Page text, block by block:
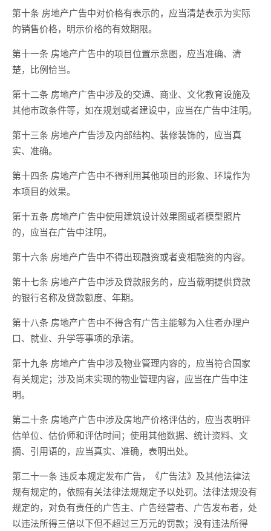
第十条 房地产广告中对价格有表示的，应当清楚表示为实际
的销售价格，明示价格的有效期限。
第十一条 房地产广告中的项目位置示意图，应当准确、清
楚，比例恰当。
第十二条 房地产广告中涉及的交通、商业、文化教育设施及
其他市政条件等，如在规划或者建设中，应当在广告中注明。
第十三条 房地产广告涉及内部结构、装修装饰的，应当真
实、准确。
第十四条 房地产广告中不得利用其他项目的形象、环境作为
本项目的效果。
第十五条 房地产广告中使用建筑设计效果图或者模型照片
的，应当在广告中注明。
第十六条 房地产广告中不得出现融资或者变相融资的内容。
第十七条 房地产广告中涉及贷款服务的，应当载明提供贷款
的银行名称及贷款额度、年期。
第十八条 房地产广告中不得含有广告主能够为入住者办理户
口、就业、升学等事项的承诺。
第十九条 房地产广告中涉及物业管理内容的，应当符合国家
有关规定；涉及尚未实现的物业管理内容，应当在广告中注
明。
第二十条 房地产广告中涉及房地产价格评估的，应当表明评
估单位、估价师和评估时间；使用其他数据、统计资料、文
摘、引用语的，应当真实、准确，表明出处。
第二十一条 违反本规定发布广告，《广告法》及其他法律法
规有规定的，依照有关法律法规规定予以处罚。法律法规没有
规定的，对负有责任的广告主、广告经营者、广告发布者，处
以违法所得三倍以下但不超过三万元的罚款；没有违法所得